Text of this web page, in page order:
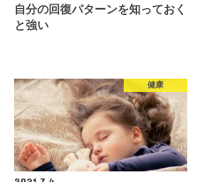
自分の回復パターンを知っておく
と強い
健康